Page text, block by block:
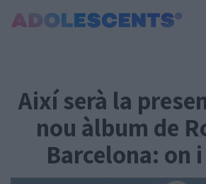
Estudis
Curiositats i Tendències
Cultura
Així serà la
nou àlbum de
Barcelona: on